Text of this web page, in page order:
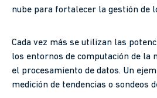
nube para fortalecer la gestión de
Cada vez más se utilizan las
los entornos de computación de la
el procesamiento de datos. Un
medición de tendencias o sondeos